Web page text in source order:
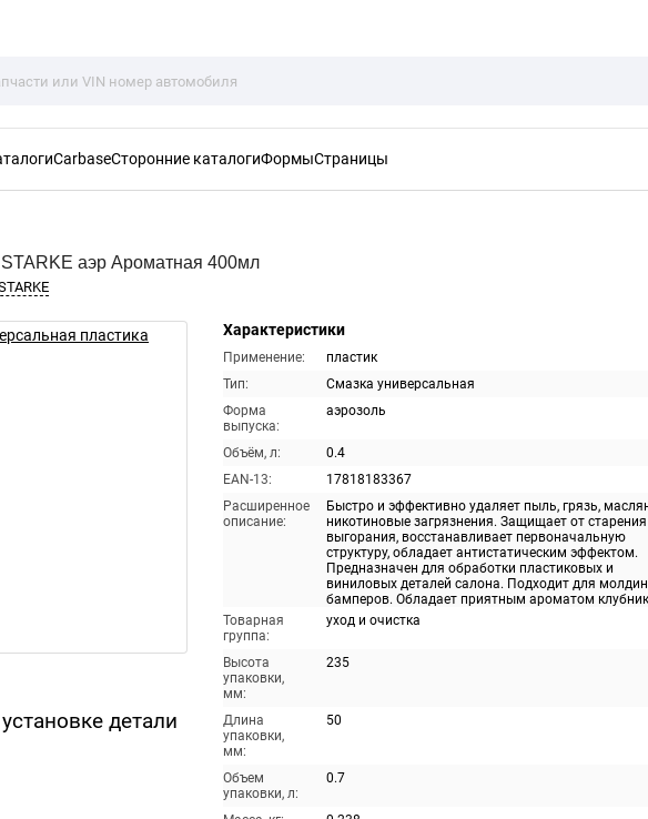
CarbaseСторонние каталогиФормыСтраницы
аэр Ароматная 400мл
детали
Характеристики
Применение:
пластик
Тип:
Смазка универсальная
Форма
выпуска:
аэрозоль
Объём, л:
0.4
EAN-13:
17818183367
Расширенное
описание:
Быстро и эффективно удаляет пыль, грязь,
никотиновые загрязнения. Защищает от старения
выгорания, восстанавливает первоначальную
структуру, обладает антистатическим эффектом.
Предназначен для обработки пластиковых и
виниловых деталей салона. Подходит для
бамперов. Обладает приятным ароматом
Товарная
группа:
уход и очистка
Высота
упаковки,
мм:
235
Длина
упаковки,
мм:
50
Объем
упаковки, л:
0.7